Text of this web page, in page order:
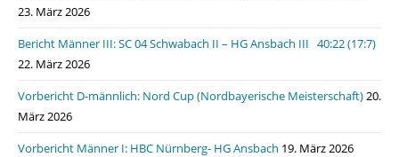
23. März 2026
Bericht Männer III: SC 04 Schwabach II – HG Ansbach III 40:22 (17:7)
22. März 2026
Vorbericht D-männlich: Nord Cup (Nordbayerische Meisterschaft)20.
März 2026
Vorbericht Männer I: HBC Nürnberg- HG Ansbach 19. März 2026